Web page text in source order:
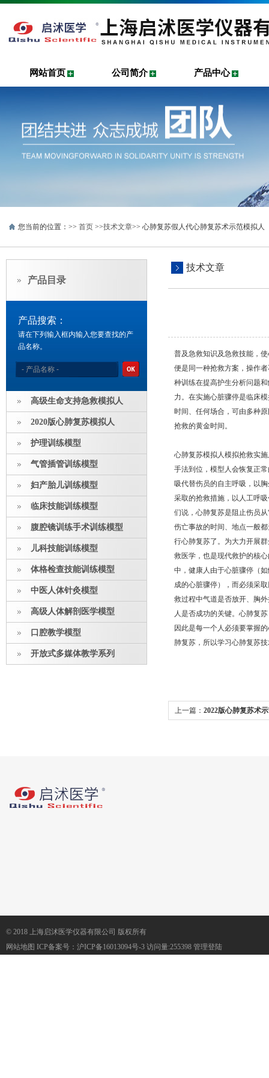
网站首页 公司简介 产品中心
您当前的位置：>> 首页 >>技术文章>> 心肺复苏假人代心肺复苏术示范模拟人
产品目录
产品搜索：
请在下列输入框内输入您要查找的产
品名称。
高级生命支持急救模拟人
2020版心肺复苏模拟人
护理训练模型
气管插管训练模型
妇产胎儿训练模型
临床技能训练模型
腹腔镜训练手术训练模型
儿科技能训练模型
体格检查技能训练模型
中医人体针灸模型
高级人体解剖医学模型
口腔教学模型
开放式多媒体教学系列
技术文章
普及急救知识及急救技能，
便是同一种抢救方案，操作
种训练在提高护生分析问题
力。在实施心脏骤停是临床
时间、任何场合，可由多种
抢救的黄金时间。
心肺复苏模拟人模拟抢救实
手法到位，模型人会恢复正
吸代替伤员的自主呼吸，以
采取的抢救措施，以人工呼
们说，心肺复苏是阻止伤员
伤亡事故的时间、地点一般
行心肺复苏了。为大力开展
救医学，也是现代救护的核
中，健康人由于心脏骤停（
成的心脏骤停），而必须采
救过程中气道是否放开、胸
人是否成功的关键。心肺复
因此是每一个人必须要掌握
肺复苏，所以学习心肺复苏
上一篇： 2022版心肺复苏术
© 2018 上海启沭医学仪器有限公司 版权所有
网站地图 ICP备案号： 沪ICP备16013094号-3 访问量:255398 管理登陆